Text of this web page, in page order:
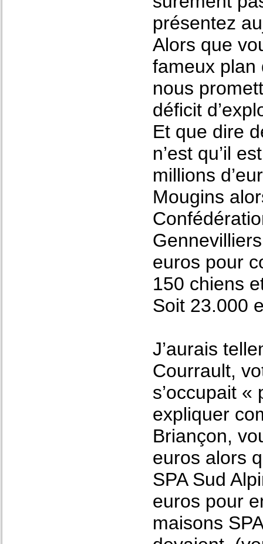
présentez
Alors que
fameux plan
nous
déficit
Et que dire
n’est qu’il
millions
Mougins
euros pour
150 chiens
Soit 23.000
J’aurais
Courrault,
s’occupait
expliquer
Briançon,
euros alors
SPA Sud
euros pour
maisons